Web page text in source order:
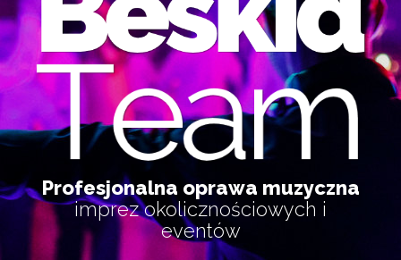
Profesjonalna oprawa muzyczna
imprez okolicznościowych i
eventów